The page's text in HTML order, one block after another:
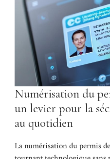
Numérisation du
un levier pour la
au quotidien
La numérisation du permis